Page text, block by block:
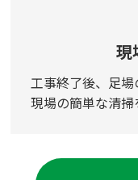
現
工事終了後、足
現場の簡単な清掃